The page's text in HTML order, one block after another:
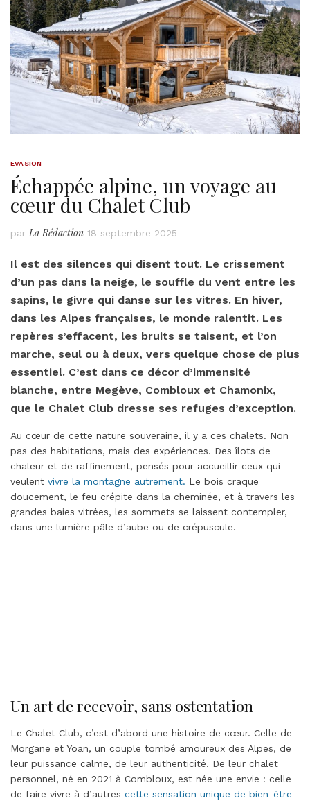
EVASION
Échappée alpine, un voyage au
cœur du Chalet Club
parLa Rédaction 18 septembre 2025
Il est des silences qui disent tout. Le crissement
d’un pas dans la neige, le souffle du vent entre les
sapins, le givre qui danse sur les vitres. En hiver,
dans les Alpes françaises, le monde ralentit. Les
repères s’effacent, les bruits se taisent, et l’on
marche, seul ou à deux, vers quelque chose de plus
essentiel. C’est dans ce décor d’immensité
blanche, entre Megève, Combloux et Chamonix,
que le Chalet Club dresse ses refuges d’exception.
Au cœur de cette nature souveraine, il y a ces chalets. Non
pas des habitations, mais des expériences. Des îlots de
chaleur et de raffinement, pensés pour accueillir ceux qui
veulent vivre la montagne autrement. Le bois craque
doucement, le feu crépite dans la cheminée, et à travers les
grandes baies vitrées, les sommets se laissent contempler,
dans une lumière pâle d’aube ou de crépuscule.
Un art de recevoir, sans ostentation
Le Chalet Club, c’est d’abord une histoire de cœur. Celle de
Morgane et Yoan, un couple tombé amoureux des Alpes, de
leur puissance calme, de leur authenticité. De leur chalet
personnel, né en 2021 à Combloux, est née une envie : celle
de faire vivre à d’autres cette sensation unique de bien-être